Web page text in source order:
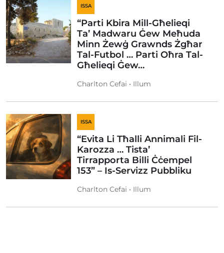
ISSA
“Parti Kbira Mill-Għelieqi
Ta’ Madwaru Ġew Meħuda
Minn Żewġ Grawnds Żgħar
Tal-Futbol … Parti Oħra Tal-
Għelieqi Ġew…
Charlton Cefai • Illum
ISSA
“Evita Li Tħalli Annimali Fil-
Karozza … Tista’
Tirrapporta Billi Ċċempel
153” – Is-Servizz Pubbliku
Charlton Cefai • Illum